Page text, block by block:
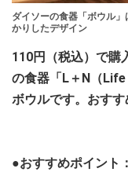
ダイソーの食器「ボウル
かりしたデザイン
110円（税込）で購
の食器「L＋N（
ボウルです。おすす
●おすすめポイント